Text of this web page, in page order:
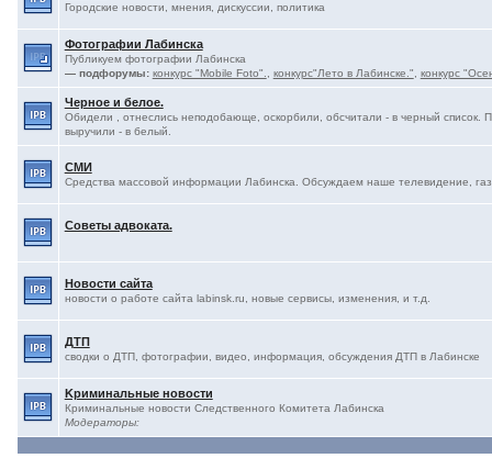
Городские новости, мнения, дискуссии, политика
Фотографии Лабинска
Публикуем фотографии Лабинска
— подфорумы: конкурс "Mobile Foto". конкурс"Лето в Лабинске." конкурс
Черное и белое.
Обидели , отнеслись неподобающе, оскорбили, обсчитали - в черный список.
выручили - в белый.
СМИ
Средства массовой информации Лабинска. Обсуждаем наше телевидение,
Советы адвоката.
Новости сайта
новости о работе сайта labinsk.ru, новые сервисы, изменения, и т.д.
ДТП
сводки о ДТП, фотографии, видео, информация, обсуждения ДТП в Лабинске
Kриминальные новости
Криминальные новости Следственного Комитета Лабинска
Модераторы: